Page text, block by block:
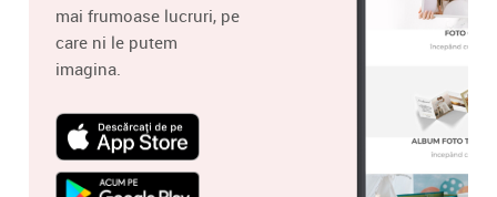
mai frumoase lucruri, pe
care ni le putem
imagina.